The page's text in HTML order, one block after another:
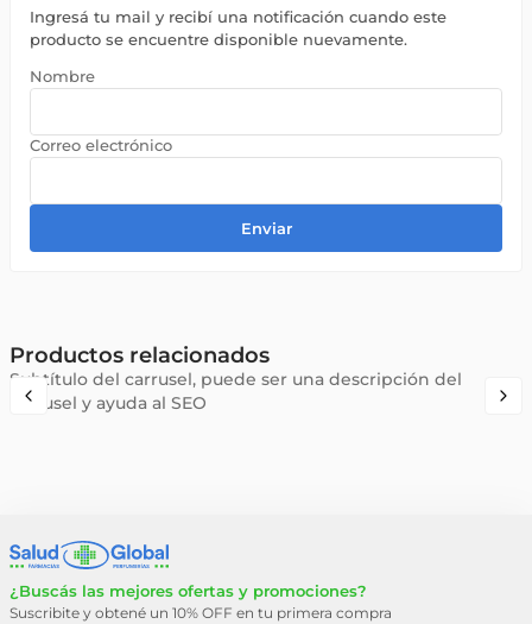
Ingresá tu mail y recibí una notificación cuando este
producto se encuentre disponible nuevamente.
Enviar
Productos relacionados
Subtítulo del carrusel, puede ser una descripción del
carrusel y ayuda al SEO
¿Buscás las mejores ofertas y promociones?
Suscribite y obtené un 10% OFF en tu primera compra